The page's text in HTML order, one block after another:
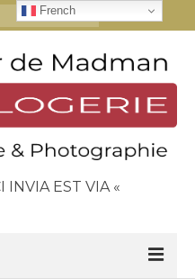
EST VIA «
French